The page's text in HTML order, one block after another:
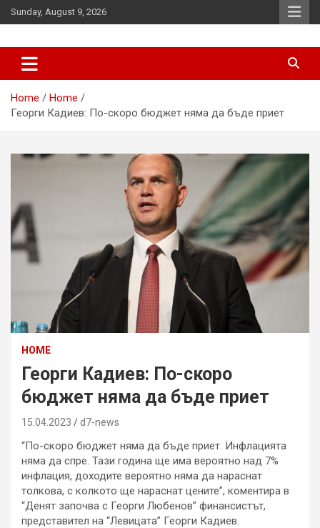
Skip
to
Sunday, August 9, 2026
d7-news.com
Home
Home
Георги Кадиев: По-скоро бюджет няма да бъде приет
HOME
Георги Кадиев: По-скоро
бюджет няма да бъде приет
15.04.2023 d7-news
“По-скоро бюджет няма да бъде приет. Инфлацията
няма да спре. Тази година ще има вероятно над 7%
инфлация, доходите вероятно няма да нараснат
толкова, с колкото ще нараснат цените”, коментира в
“Денят започва с Георги Любенов” финансистът,
представител на “Левицата” Георги Кадиев.